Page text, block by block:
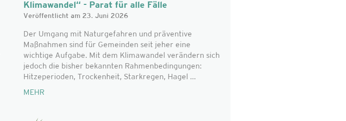
Klimawandel“ - Parat für alle Fälle
Veröffentlicht am 23. Juni 2026
Der Umgang mit Naturgefahren und präventive
Maßnahmen sind für Gemeinden seit jeher eine
wichtige Aufgabe. Mit dem Klimawandel verändern sich
jedoch die bisher bekannten Rahmenbedingungen:
Hitzeperioden, Trockenheit, Starkregen, Hagel ...
MEHR